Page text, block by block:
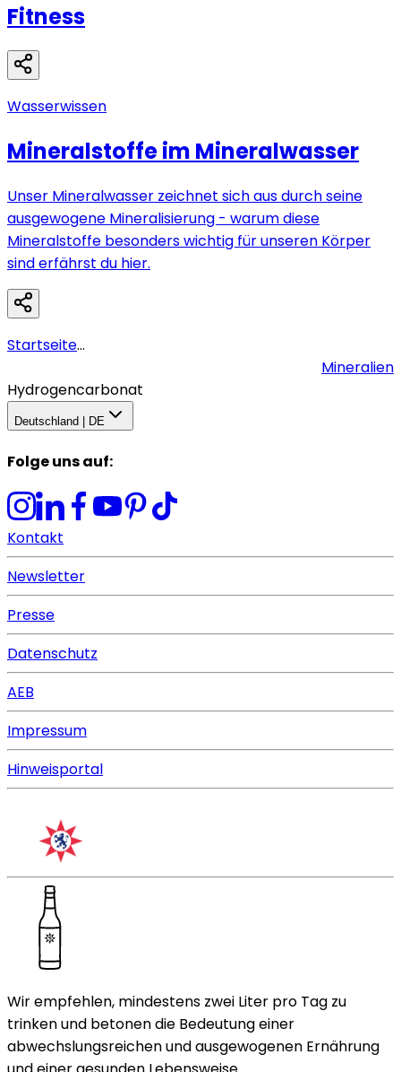
Fitness
Wasserwissen
Mineralstoffe im Mineralwasser
Unser Mineralwasser zeichnet sich aus durch seine
ausgewogene Mineralisierung - warum diese
Mineralstoffe besonders wichtig für unseren Körper
sind erfährst du hier.
Startseite...
Mineralien
Hydrogencarbonat
Deutschland | DE
Folge uns auf:
Kontakt
Newsletter
Presse
Datenschutz
AEB
Impressum
Hinweisportal
Wir empfehlen, mindestens zwei Liter pro Tag zu
trinken und betonen die Bedeutung einer
abwechslungsreichen und ausgewogenen Ernährung